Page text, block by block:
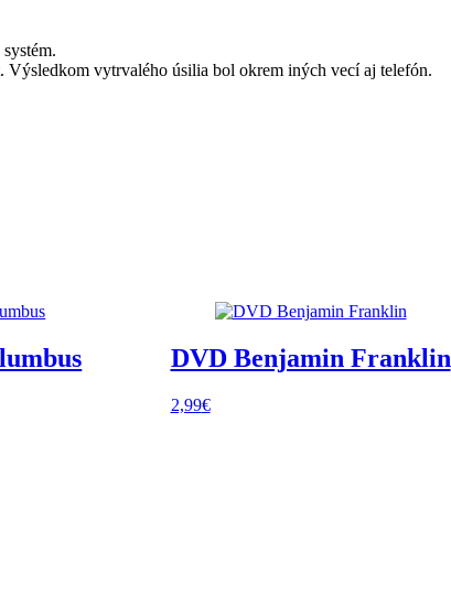
vytrvalého úsilia bol okrem iných vecí aj telefón.
DVD Benjamin Franklin
2,99€